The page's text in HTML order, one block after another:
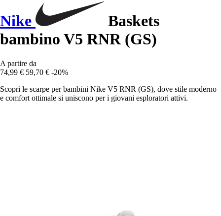
Nike
Baskets
bambino V5 RNR (GS)
A partire da
74,99 € 59,70 € -20%
Scopri le scarpe per bambini Nike V5 RNR (GS), dove stile moderno
e comfort ottimale si uniscono per i giovani esploratori attivi.